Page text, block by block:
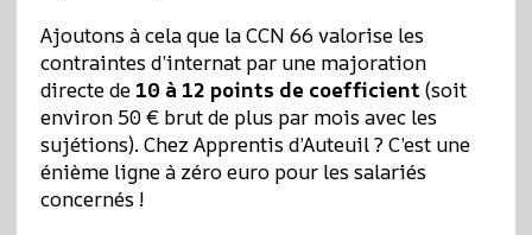
Ajoutons à cela que la CCN 66 valorise les
contraintes d’internat par une majoration
directe de 10 à 12 points de coefficient (soit
environ 50 € brut de plus par mois avec les
sujétions). Chez Apprentis d’Auteuil ? C’est une
énième ligne à zéro euro pour les salariés
concernés !